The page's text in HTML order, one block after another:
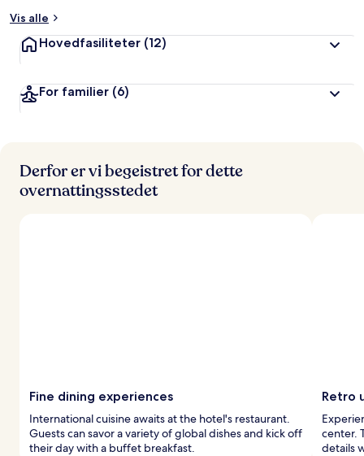
Vis alle
Hovedfasiliteter (12)
For familier (6)
Derfor er vi begeistret for dette
overnattingsstedet
Fine dining experiences
International cuisine awaits at the hotel's restaurant.
Guests can savor a variety of global dishes and kick off
their day with a buffet breakfast.
Retro
center.
details